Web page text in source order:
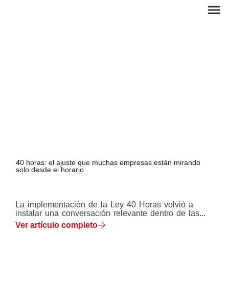
40 horas: el ajuste que muchas empresas están mirando
solo desde el horario
La implementación de la Ley 40 Horas volvió a
instalar una conversación relevante dentro de las...
Ver artículo completo